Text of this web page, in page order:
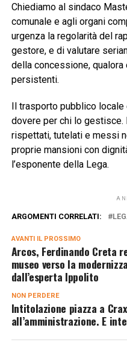
Chiediamo al sindaco
comunale e agli organi
urgenza la regolarità del
gestore, e di valutare
della concessione,
persistenti.
Il trasporto pubblico
dovere per chi lo
rispettati, tutelati e messi
proprie mansioni con
l’esponente della Lega.
ARGOMENTI CORRELATI:
AVANTI IL ​​PROSSIMO
Arcos, Ferdinando Creta
museo verso la
dall’esperta Ippolito
NON PERDERE
Intitolazione piazza a
all’amministrazione. E